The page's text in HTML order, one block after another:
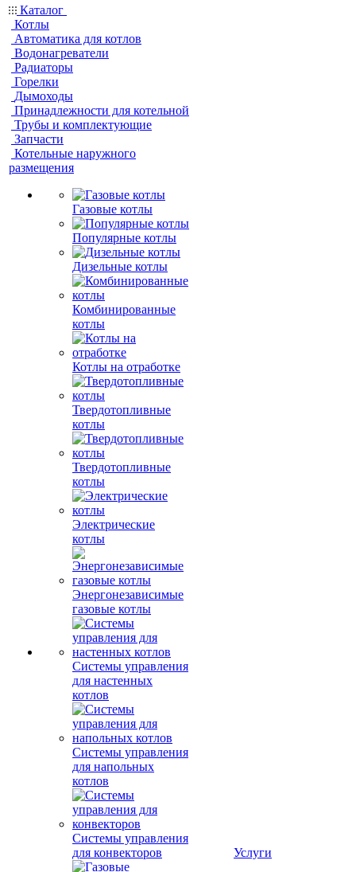
Каталог
Котлы
Автоматика для котлов
Водонагреватели
Радиаторы
Горелки
Дымоходы
Принадлежности для котельной
Трубы и комплектующие
Запчасти
Котельные наружного
размещения
Газовые котлы
Популярные котлы
Дизельные котлы
Комбинированные
котлы
Котлы на отработке
Твердотопливные
котлы
Твердотопливные
котлы
Электрические
котлы
Энергонезависимые
газовые котлы
Системы управления
для настенных
котлов
Системы управления
для напольных
котлов
Системы управления
для конвекторов
Услуги